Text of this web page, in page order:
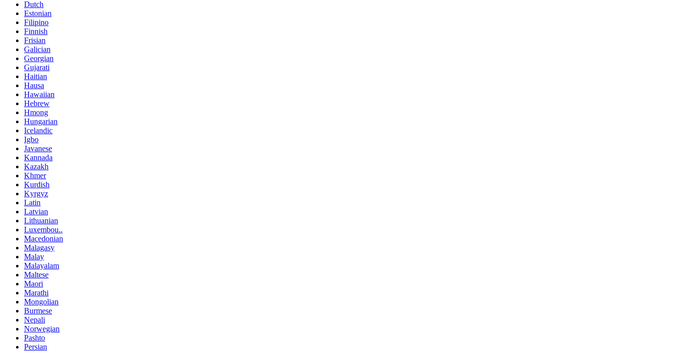
Dutch
Estonian
Filipino
Finnish
Frisian
Galician
Georgian
Gujarati
Haitian
Hausa
Hawaiian
Hebrew
Hmong
Hungarian
Icelandic
Igbo
Javanese
Kannada
Kazakh
Khmer
Kurdish
Kyrgyz
Latin
Latvian
Lithuanian
Luxembou..
Macedonian
Malagasy
Malay
Malayalam
Maltese
Maori
Marathi
Mongolian
Burmese
Nepali
Norwegian
Pashto
Persian